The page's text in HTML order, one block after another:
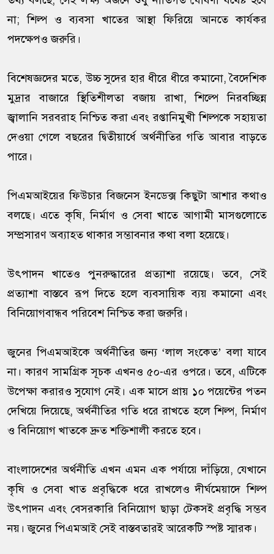
না; শিল্প ও ব্যবসা খাতের আস্থা ফিরিয়ে আনতে কার্যকর
পদক্ষেপও জরুরি।
বিশেষজ্ঞদের মতে, উচ্চ সুদের হার ধীরে ধীরে কমানো, বৈদেশিক
মুদ্রার বাজারে স্থিতিশীলতা বজায় রাখা, শিল্পে নিরবচ্ছিন্ন
জ্বালানি সরবরাহ নিশ্চিত করা এবং রপ্তানিমুখী শিল্পকে সহায়তা
দেওয়া গেলে বছরের দ্বিতীয়ার্ধে অর্থনীতির গতি আবার বাড়তে
পারে।
পিএমআইয়ের ফিউচার বিজনেস ইনডেক্স কিছুটা আশার কথাও
বলছে। এতে কৃষি, নির্মাণ ও সেবা খাতে আগামী মাসগুলোতে
সম্প্রসারণ অব্যাহত থাকার সম্ভাবনার কথা বলা হয়েছে।
উৎপাদন খাতেও পুনরুদ্ধারের প্রত্যাশা রয়েছে। তবে, সেই
প্রত্যাশা বাস্তবে রূপ দিতে হলে ব্যবসায়িক ব্যয় কমানো এবং
বিনিয়োগবান্ধব পরিবেশ নিশ্চিত করা জরুরি।
জুনের পিএমআইকে অর্থনীতির জন্য ‘লাল সংকেত’ বলা যাবে
না। কারণ সামগ্রিক সূচক এখনও ৫০-এর ওপরে। তবে, এটিকে
উপেক্ষা করারও সুযোগ নেই। এক মাসে প্রায় ১০ পয়েন্টের পতন
দেখিয়ে দিয়েছে, অর্থনীতির গতি ধরে রাখতে হলে শিল্প, নির্মাণ
ও বিনিয়োগ খাতকে দ্রুত শক্তিশালী করতে হবে।
বাংলাদেশের অর্থনীতি এখন এমন এক পর্যায়ে দাঁড়িয়ে, যেখানে
কৃষি ও সেবা খাত প্রবৃদ্ধিকে ধরে রাখলেও দীর্ঘমেয়াদে শিল্প
উৎপাদন এবং বেসরকারি বিনিয়োগ ছাড়া টেকসই প্রবৃদ্ধি সম্ভব
নয়। জুনের পিএমআই সেই বাস্তবতারই আরেকটি স্পষ্ট স্মারক।